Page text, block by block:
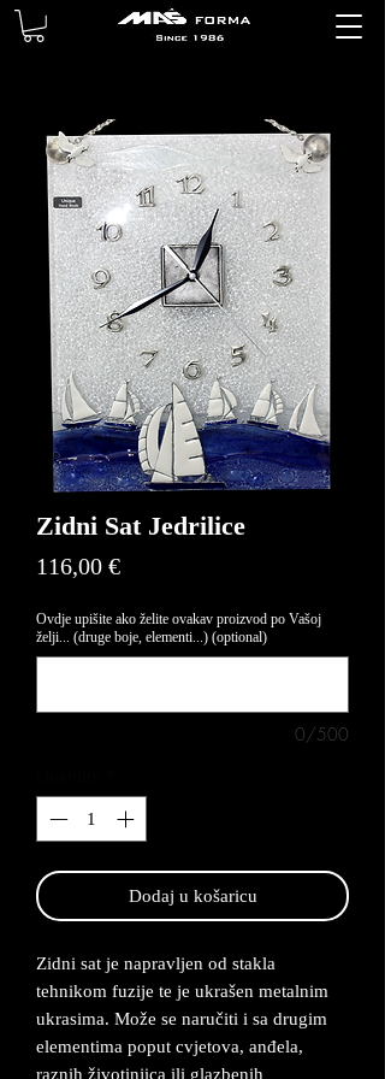
Zidni Sat Jedrilice
116,00 €Price
Ovdje upišite ako želite ovakav proizvod po Vašoj
želji... (druge boje, elementi...) (optional)
0/500
Dodaj u košaricu
Zidni sat je napravljen od stakla
tehnikom fuzije te je ukrašen metalnim
ukrasima. Može se naručiti i sa drugim
elementima poput cvjetova, anđela,
raznih životinjica ili glazbenih